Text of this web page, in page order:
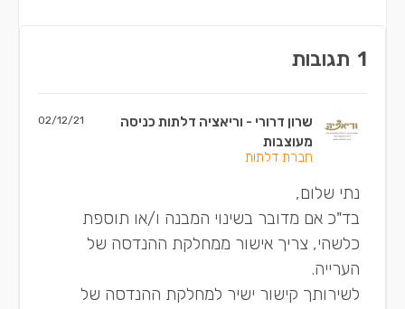
1 תגובות
שרון דרורי - וריאציה דלתות כניסה
מעוצבות
חברת דלתות
02/12/21
נתי שלום,
בד"כ אם מדובר בשינוי המבנה ו/או תוספת
כלשהי, צריך אישור ממחלקת ההנדסה של
הערייה.
לשירותך קישור ישיר למחלקת ההנדסה של